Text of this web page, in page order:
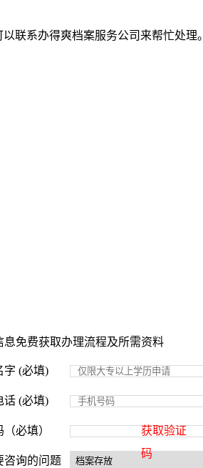
联系办得爽档案服务公司来帮忙处
息免费获取办理流程及所需资料
字 (必填)
话 (必填)
必填）
获取验证
码
咨询的问题